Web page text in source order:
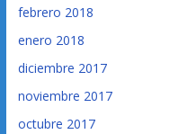
febrero 2018
enero 2018
diciembre 2017
noviembre 2017
octubre 2017